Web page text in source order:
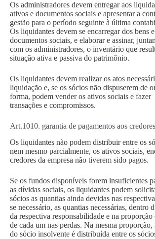
Os administradores devem entregar aos
ativos e documentos sociais e apresentar a
gestão para o período seguinte à última
Os liquidantes devem se encarregar dos bens e
documentos sociais, e elaborar e assinar,
com os administradores, o inventário que
situação ativa e passiva do patrimônio.
Os liquidantes devem realizar os atos
liquidação e, se os sócios não dispuserem de
forma, podem vender os ativos sociais e fazer
transações e compromissos.
Art.1010. garantia de pagamentos aos credores
Os liquidantes não podem distribuir entre os
nem mesmo parcialmente, os ativos sociais,
credores da empresa não tiverem sido pagos.
Se os fundos disponíveis forem insuficientes
as dívidas sociais, os liquidantes podem
sócios as quantias ainda devidas nas
se necessário, as quantias necessárias, dentro
da respectiva responsabilidade e na proporção
de cada um nas perdas. Na mesma proporção,
do sócio insolvente é distribuída entre os